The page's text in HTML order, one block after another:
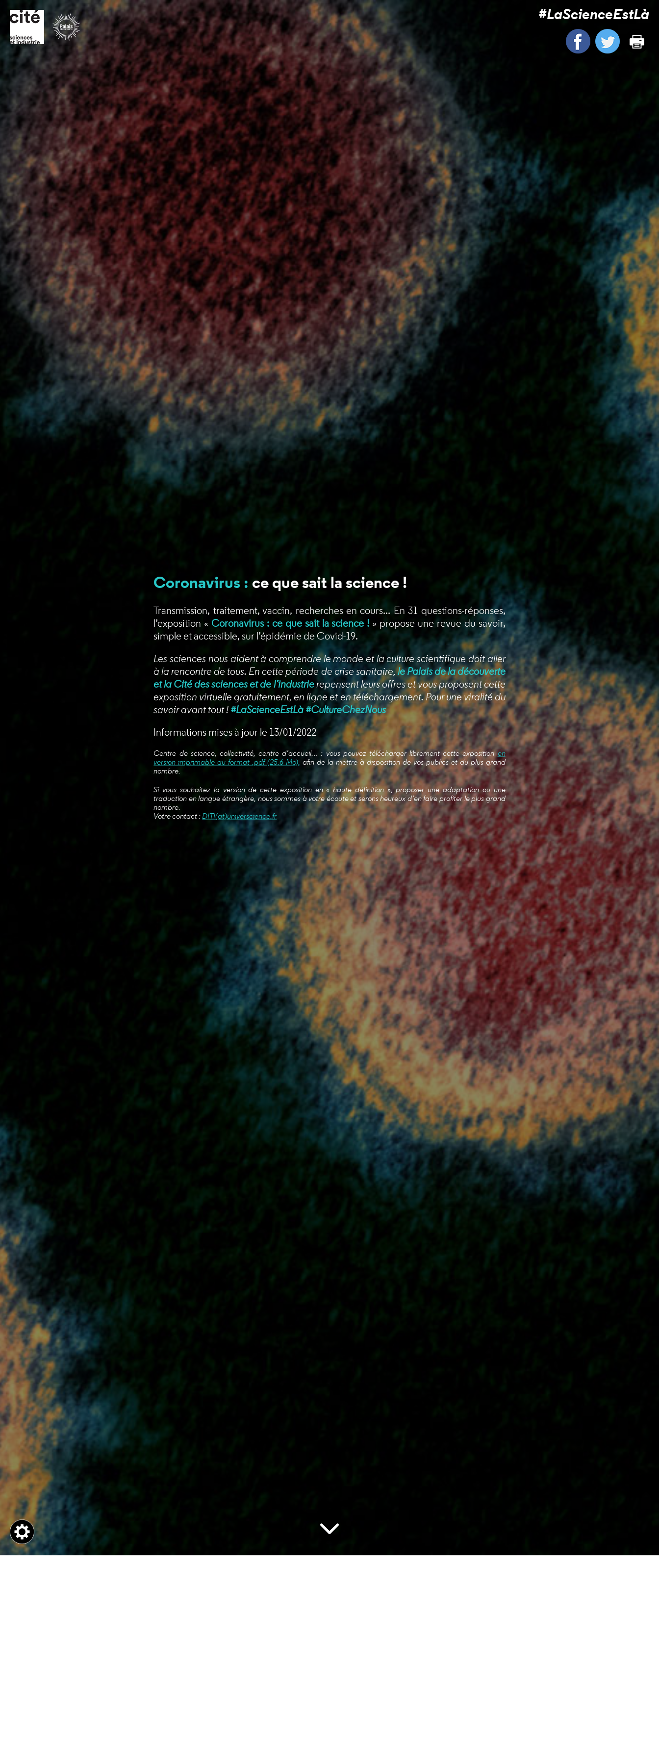
#LaScienceEstLà
Coronavirus : ce que sait la science !
Transmission, traitement, vaccin, recherches en cours... En 31 questions-réponses,
l’exposition « Coronavirus : ce que sait la science ! » propose une revue du savoir,
simple et accessible, sur l’épidémie de Covid-19.
Les sciences nous aident à comprendre le monde et la culture scientifique doit aller
à la rencontre de tous. En cette période de crise sanitaire,le Palais de la découverte
et la Cité des sciences et de l’industrierepensent leurs offres et vous proposent cette
exposition virtuelle gratuitement, en ligne et en téléchargement. Pour une viralité du
savoir avant tout !#LaScienceEstLà #CultureChezNous
Informations mises à jour le 13/01/2022
Centre de science, collectivité, centre d’accueil… : vous pouvez télécharger librement cette expositionen
version imprimable au format .pdf (25.6 Mo), afin de la mettre à disposition de vos publics et du plus grand
nombre.
Si vous souhaitez la version de cette exposition en « haute définition », proposer une adaptation ou une
traduction en langue étrangère, nous sommes à votre écoute et serons heureux d’en faire profiter le plus grand
nombre.
Votre contact :DITI(at)universcience.fr